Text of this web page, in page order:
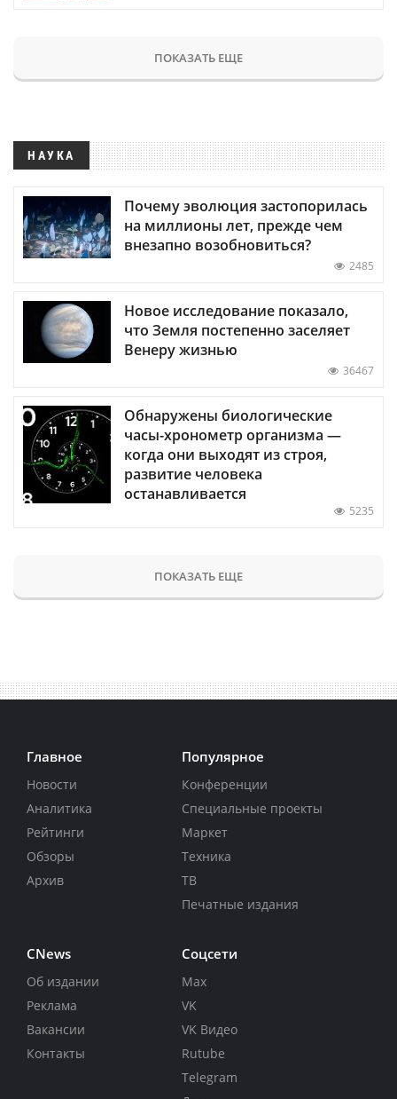
ПОКАЗАТЬ ЕЩЕ
НАУКА
Почему эволюция застопорилась
на миллионы лет, прежде чем
внезапно возобновиться?
2485
Новое исследование показало,
что Земля постепенно заселяет
Венеру жизнью
36467
Обнаружены биологические
часы-хронометр организма —
когда они выходят из строя,
развитие человека
останавливается
5235
ПОКАЗАТЬ ЕЩЕ
Главное
Новости
Аналитика
Рейтинги
Обзоры
Архив
Популярное
Конференции
Специальные проекты
Маркет
Техника
ТВ
Печатные издания
CNews
Об издании
Реклама
Вакансии
Контакты
Соцсети
Max
VK
VK Видео
Rutube
Telegram